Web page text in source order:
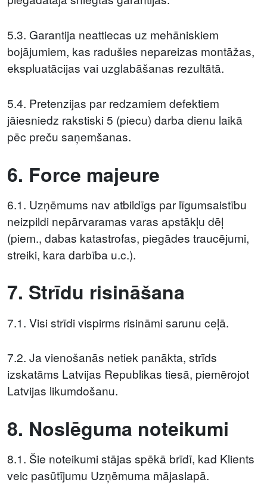
5.3. Garantija neattiecas uz mehāniskiem
bojājumiem, kas radušies nepareizas montāžas,
ekspluatācijas vai uzglabāšanas rezultātā.
5.4. Pretenzijas par redzamiem defektiem
jāiesniedz rakstiski 5 (piecu) darba dienu laikā
pēc preču saņemšanas.
6. Force majeure
6.1. Uzņēmums nav atbildīgs par līgumsaistību
neizpildi nepārvaramas varas apstākļu dēļ
(piem., dabas katastrofas, piegādes traucējumi,
streiki, kara darbība u.c.).
7. Strīdu risināšana
7.1. Visi strīdi vispirms risināmi sarunu ceļā.
7.2. Ja vienošanās netiek panākta, strīds
izskatāms Latvijas Republikas tiesā, piemērojot
Latvijas likumdošanu.
8. Noslēguma noteikumi
8.1. Šie noteikumi stājas spēkā brīdī, kad Klients
veic pasūtījumu Uzņēmuma mājaslapā.